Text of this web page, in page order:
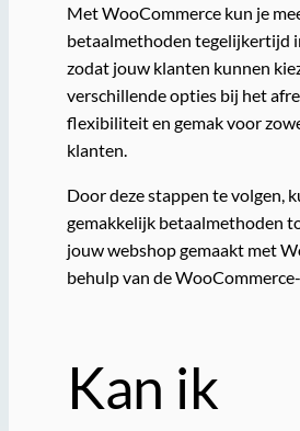
Met WooCommerce kun je
betaalmethoden tegelijkertijd
zodat jouw klanten kunnen
verschillende opties bij het
flexibiliteit en gemak voor
klanten.
Door deze stappen te volgen,
gemakkelijk betaalmethoden
jouw webshop gemaakt met
behulp van de
Kan ik